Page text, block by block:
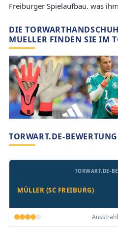
Freiburger Spielaufbau. was
DIE
MUELLER FINDEN SIE IM
TORWART.DE-BEWERTUNG
MÜLLER (SC FREIBURG)
TORWART.DE-